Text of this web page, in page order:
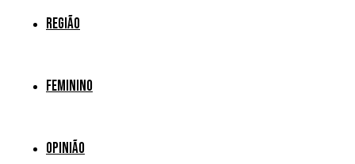
Região
Feminino
Opinião